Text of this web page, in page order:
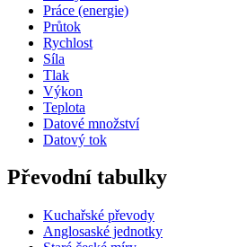
Práce (energie)
Průtok
Rychlost
Síla
Tlak
Výkon
Teplota
Datové množství
Datový tok
Převodní tabulky
Kuchařské převody
Anglosaské jednotky